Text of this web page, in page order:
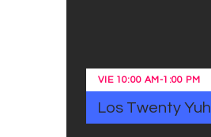
VIE 10:00 AM -1:00 PM
Los Twenty Yuh